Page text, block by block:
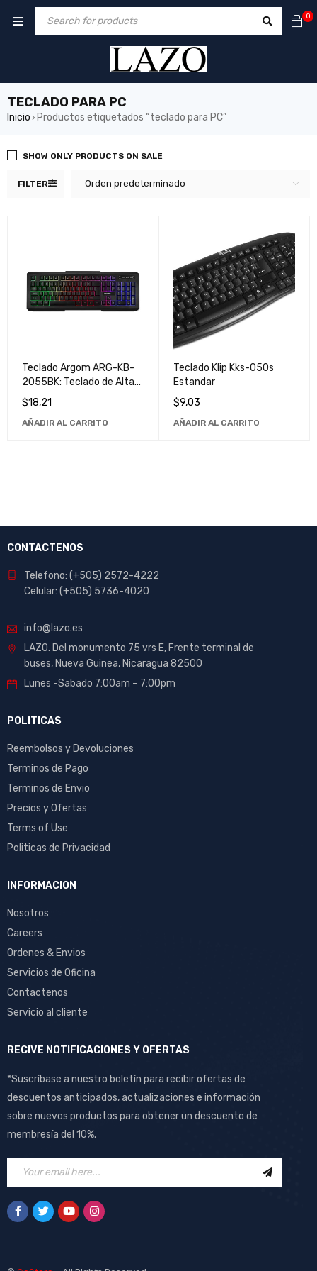
0
TECLADO PARA PC
Inicio › Productos etiquetados “teclado para PC”
FILTER Orden predeterminado
SHOW ONLY PRODUCTS ON SALE
Teclado Argom ARG-KB-
2055BK: Teclado de Alta
Calidad y Durabilidad para
Computadoras y Laptops
$18,21
AÑADIR AL CARRITO
Teclado Klip Kks-050s
Estandar
$9,03
AÑADIR AL CARRITO
CONTACTENOS
Telefono: (+505) 2572-4222
Celular: (+505) 5736-4020
info@lazo.es
LAZO. Del monumento 75 vrs E, Frente terminal de
buses, Nueva Guinea, Nicaragua 82500
Lunes -Sabado 7:00am – 7:00pm
POLITICAS
Reembolsos y Devoluciones
Terminos de Pago
Terminos de Envio
Precios y Ofertas
Terms of Use
Politicas de Privacidad
INFORMACION
Nosotros
Careers
Ordenes & Envios
Servicios de Oficina
Contactenos
Servicio al cliente
RECIVE NOTIFICACIONES Y OFERTAS
*Suscríbase a nuestro boletín para recibir ofertas de
descuentos anticipados, actualizaciones e información
sobre nuevos productos para obtener un descuento de
membresía del 10%.